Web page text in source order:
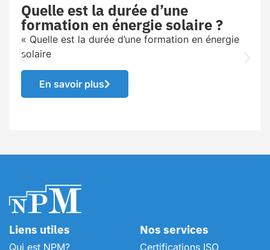
Quelle est la durée d’une
formation en énergie solaire ?
« Quelle est la durée d’une formation en énergie
solaire
En savoir plus
Liens utiles
Qui est NPM?
Nos services
Certifications ISO